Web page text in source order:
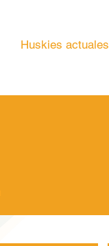
Huskies actuales